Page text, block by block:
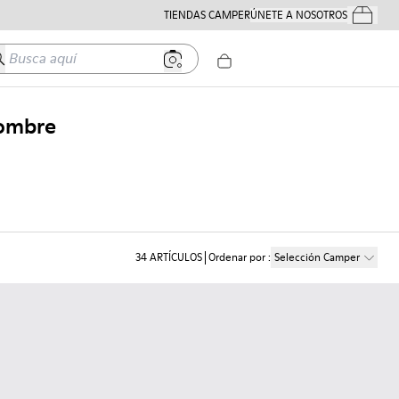
TIENDAS CAMPERÚNETE A NOSOTROSTus
aquí
34ARTÍCULOS Ordenar por: Selección Camper